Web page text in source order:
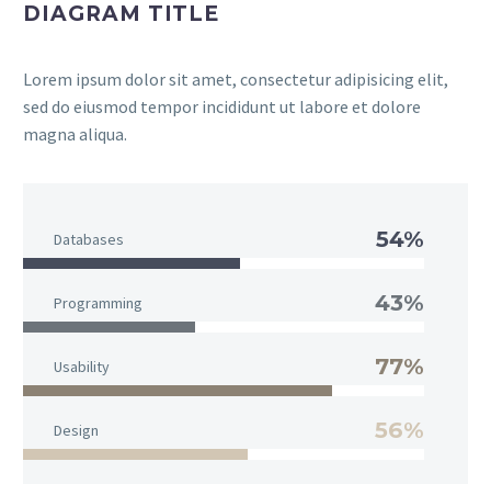
DIAGRAM TITLE
Lorem ipsum dolor sit amet, consectetur adipisicing elit,
sed do eiusmod tempor incididunt ut labore et dolore
magna aliqua.
Databases 54%
Programming 43%
Usability 77%
Design 56%